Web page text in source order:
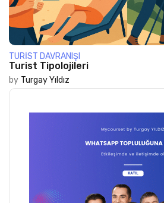
TURIST DAVRANIŞI
Turist Tipolojileri
by Turgay Yıldız